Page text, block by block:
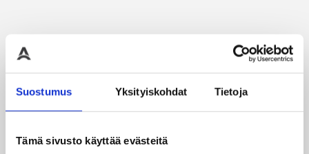
Suostumus Yksityiskohdat Tietoja
Tämä sivusto käyttää evästeitä